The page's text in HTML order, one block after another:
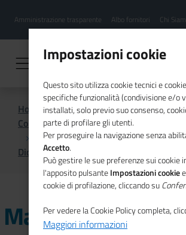
contenuto
Menu
hamburgher
Amministrazione trasparente Albo fornitori Chi
Home
Comunicazione istituzionale per il
Dicono di noi
Maggio 2019
Impostazioni cookie
Questo sito utilizza cookie tecnici e
specifiche funzionalità (condivisione e/o
installati, solo previo suo consenso,
parte di profilare gli utenti.
Per proseguire la navigazione senza
Accetto.
Può gestire le sue preferenze sui cookie
l'apposito pulsanteImpostazioni cookie
cookie di profilazione, cliccando su
Per vedere la Cookie Policy completa,
Maggiori informazioni